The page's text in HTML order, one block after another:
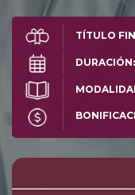
TÍTULO
DURACIÓN: